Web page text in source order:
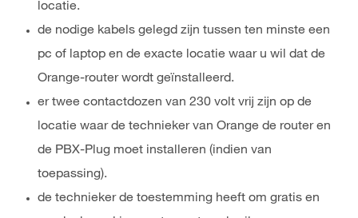
locatie.
de nodige kabels gelegd zijn tussen ten minste een
pc of laptop en de exacte locatie waar u wil dat de
Orange-router wordt geïnstalleerd.
er twee contactdozen van 230 volt vrij zijn op de
locatie waar de technieker van Orange de router en
de PBX-Plug moet installeren (indien van
toepassing).
de technieker de toestemming heeft om gratis en